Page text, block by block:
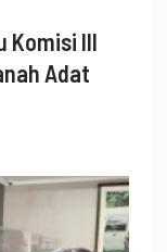
Komisi III
Adat